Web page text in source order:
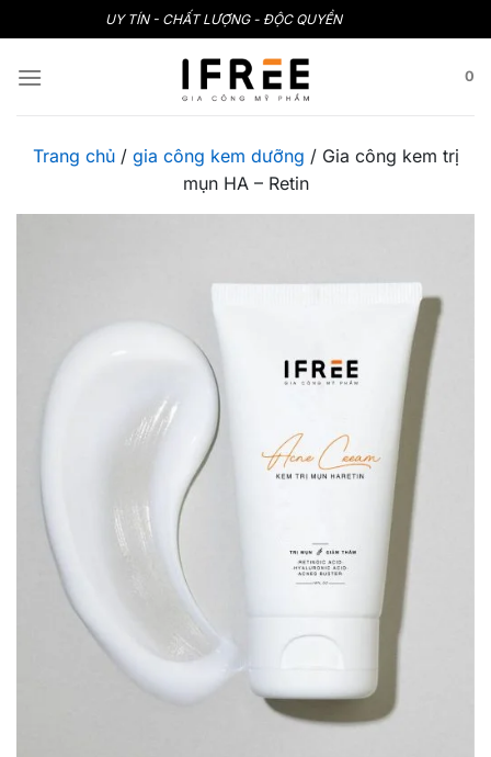
qua
nội
UY TÍN - CHẤT LƯỢNG - ĐỘC QUYỀN
0
Trang chủ/ gia công kem dưỡng / Gia công kem trị
mụn HA – Retin